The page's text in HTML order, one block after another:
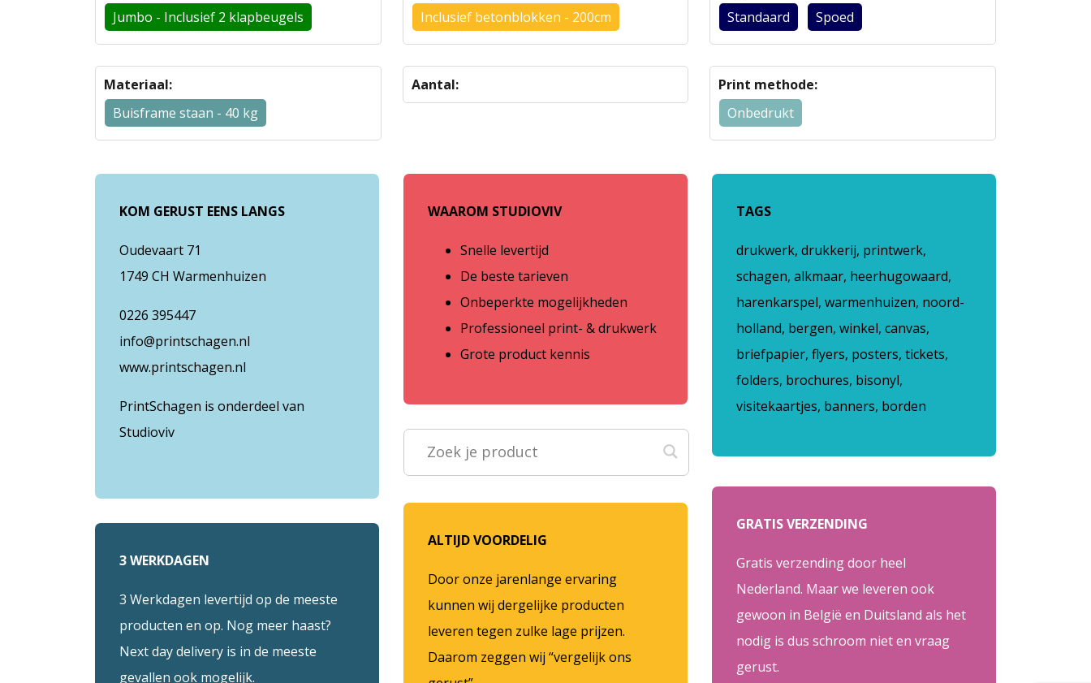
Jumbo - Inclusief 2 klapbeugels
Materiaal:
Buisframe staan - 40 kg
Inclusief betonblokken - 200cm
Aantal:
Standaard
Spoed
Print methode:
Onbedrukt
KOM GERUST EENS LANGS
Oudevaart 71
1749 CH Warmenhuizen
0226 395447
info@printschagen.nl
www.printschagen.nl
PrintSchagen is onderdeel van
Studioviv
WAAROM STUDIOVIV
Snelle levertijd
De beste tarieven
Onbeperkte mogelijkheden
Professioneel print- & drukwerk
Grote product kennis
TAGS
drukwerk, drukkerij, printwerk,
schagen, alkmaar, heerhugowaard,
harenkarspel, warmenhuizen, noord-
holland, bergen, winkel, canvas,
briefpapier, flyers, posters, tickets,
folders, brochures, bisonyl,
visitekaartjes, banners, borden
3 WERKDAGEN
3 Werkdagen levertijd op de meeste
producten en op. Nog meer haast?
Next day delivery is in de meeste
gevallen ook mogelijk.
ALTIJD VOORDELIG
Door onze jarenlange ervaring
kunnen wij dergelijke producten
leveren tegen zulke lage prijzen.
Daarom zeggen wij “vergelijk ons
GRATIS VERZENDING
Gratis verzending door heel
Nederland. Maar we leveren ook
gewoon in België en Duitsland als het
nodig is dus schroom niet en vraag
gerust.